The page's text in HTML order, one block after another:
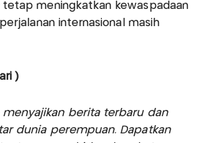
tetap meningkatkan kewaspadaan
internasional masih
)
menyajikan berita terbaru dan
dunia perempuan. Dapatkan